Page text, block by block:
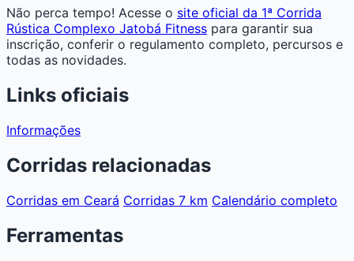
Não perca tempo! Acesse o site oficial da 1ª Corrida
Rústica Complexo Jatobá Fitness para garantir sua
inscrição, conferir o regulamento completo, percursos e
todas as novidades.
Links oficiais
Informações
Corridas relacionadas
Corridas em Ceará Corridas 7 km Calendário completo
Ferramentas